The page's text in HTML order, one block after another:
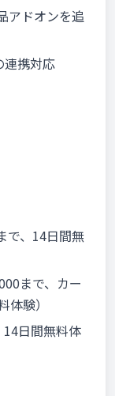
アドオンを追
連携対応
で、14日間無
まで、カー
験）
日間無料体